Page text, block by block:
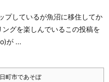
プしているが魚沼に移住してか
グを楽しんでいるこの投稿を
が ...
町市であそぼ